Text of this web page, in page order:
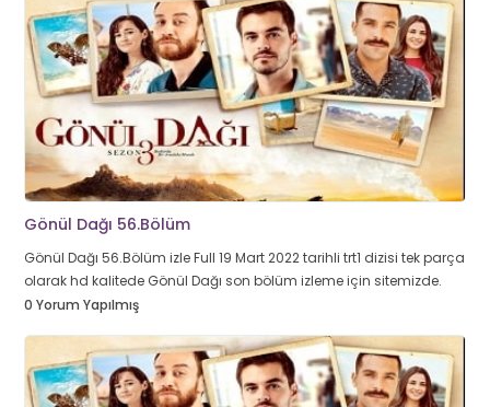
Gönül Dağı 56.Bölüm
Gönül Dağı 56.Bölüm izle Full 19 Mart 2022 tarihli trt1 dizisi tek parça
olarak hd kalitede Gönül Dağı son bölüm izleme için sitemizde.
0 Yorum Yapılmış